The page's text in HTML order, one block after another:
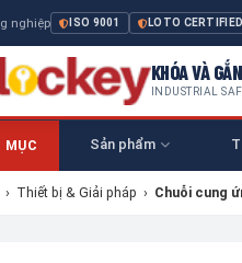
nghiệp ISO 9001 LOTO CERTIFIED
KHÓA VÀ
INDUSTRIAL
MỤC Sản phẩm
› Thiết bị & Giải pháp › Chuỗi cung